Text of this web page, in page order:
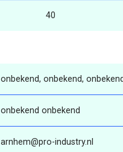
40
onbekend, onbekend, onbekend
onbekend onbekend
arnhem@pro-industry.nl